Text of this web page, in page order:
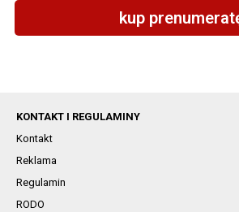
kup
KONTAKT I REGULAMINY
Kontakt
Reklama
Regulamin
RODO